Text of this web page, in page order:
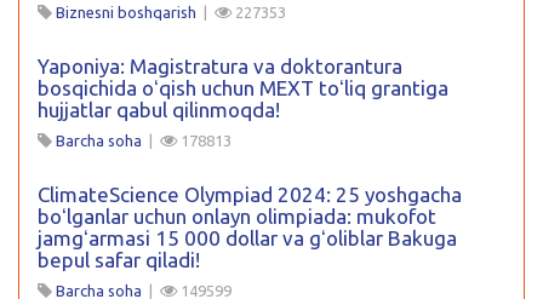
Biznesni boshqarish | 227353
Yaponiya: Magistratura va doktorantura
bosqichida oʻqish uchun MEXT toʻliq grantiga
hujjatlar qabul qilinmoqda!
Barcha soha | 178813
ClimateScience Olympiad 2024: 25 yoshgacha
boʻlganlar uchun onlayn olimpiada: mukofot
jamgʻarmasi 15 000 dollar va gʻoliblar Bakuga
bepul safar qiladi!
Barcha soha | 149599